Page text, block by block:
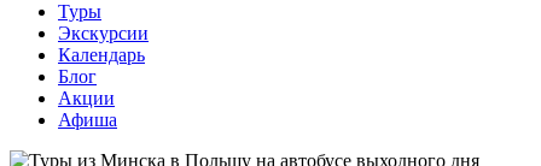
Туры
Экскурсии
Календарь
Блог
Акции
Афиша